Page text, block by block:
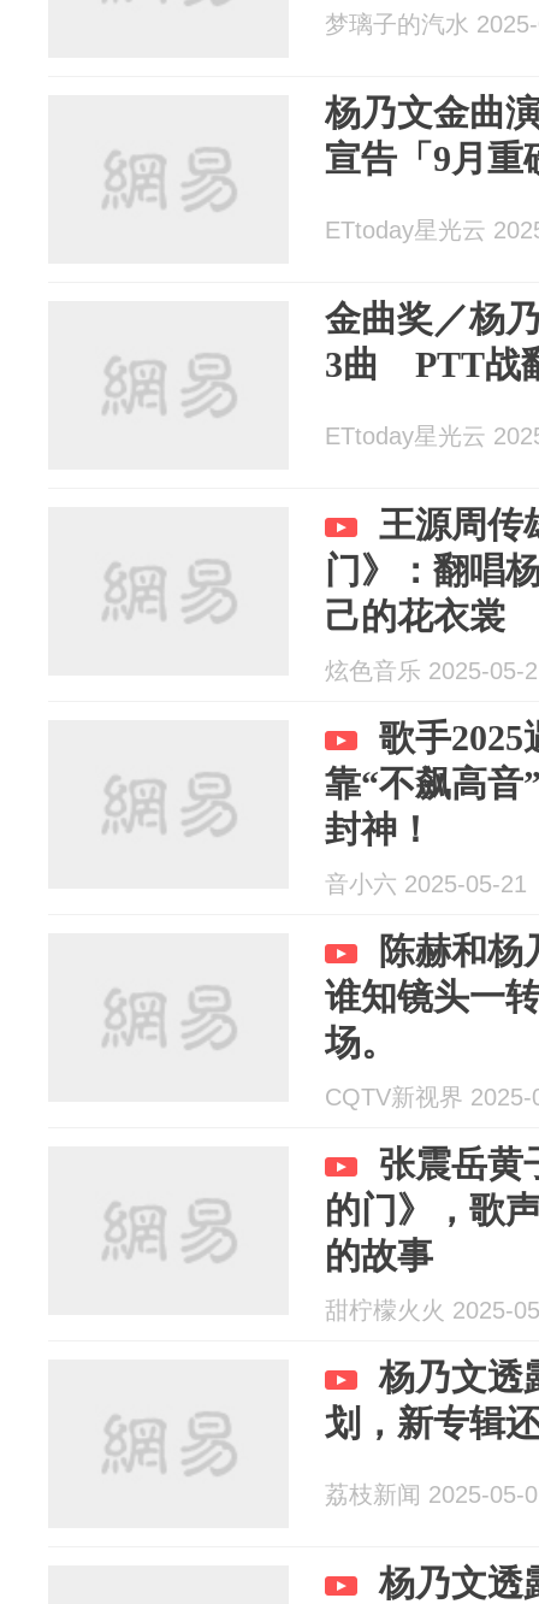
梦璃子的汽水
杨乃文金曲
宣告「9月重
ETtoday星光云
金曲奖／杨
3曲 PTT战
ETtoday星光云
王源周传
门》：翻唱
己的花衣裳
炫色音乐 2025-05-
歌手2025
靠“不飙高音
封神！
音小六 2025-05-21
陈赫和杨
谁知镜头一
场。
CQTV新视界 2025-
张震岳黄
的门》，歌
的故事
甜柠檬火火 2025-
杨乃文透
划，新专辑
荔枝新闻 2025-05-
杨乃文透